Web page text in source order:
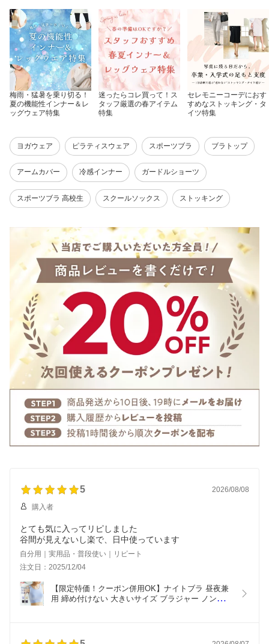
学校 ジュニアブラ ムレ
にくい S M L LL 3L アツ
ギ N97801
小さいサイズ 大きいサイ
ズ ブルべ イエベ わき汗
キャミソール アツギ N4
7000R
え インナー 下着 骨盤ベ
ルト 産後 涼しい アツギ
N88000
梅雨・猛暑を乗り切る！
夏の機能性インナー＆レ
ッグウェア特集
迷ったらコレ買って！ス
タッフ厳選の春アイテム
特集
セレモニーコーデにおす
すめなストッキング・タ
イツ特集
ヨガウェア ピラティスウェア スポーツブラ ブラトップ
アームカバー 冷感インナー ガードルショーツ
スポーツブラ 高校生 スクールソックス ストッキング
5 2026/08/08
購入者
とても気に入ってリピしました
谷間が見えないし楽で、日中使っています
自分用｜実用品・普段使い｜リピート
注文日：2025/12/04
【限定特価！クーポン併用OK】ナイトブラ 昼夜兼
用 締め付けない 大きいサイズ ブラジャー ノンワイ